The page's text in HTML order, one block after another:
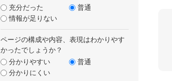
充分だった
普通
情報が足りない
ページの構成や内容、表現はわかりやす
かったでしょうか？
分かりやすい
普通
分かりにくい